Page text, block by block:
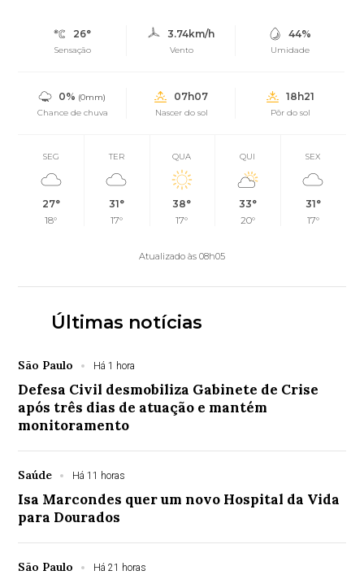
26°
Sensação
3.74km/h
Vento
44%
Umidade
0% (0mm)
Chance de chuva
07h07
Nascer do sol
18h21
Pôr do sol
SEG
27°
18°
TER
31°
17°
QUA
38°
17°
QUI
33°
20°
SEX
31°
17°
Atualizado às 08h05
Últimas notícias
São Paulo Há 1 hora
Defesa Civil desmobiliza Gabinete de Crise
após três dias de atuação e mantém
monitoramento
Saúde Há 11 horas
Isa Marcondes quer um novo Hospital da Vida
para Dourados
São Paulo Há 21 horas